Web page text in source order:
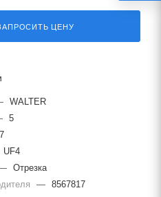
ЦЕНУ
WALTER
5
UF4
Отрезка
— 8567817